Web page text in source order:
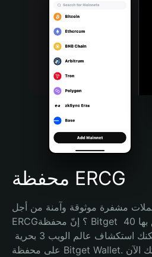
Português (Portugal)
Bahasa Indonesia
Português (Brasil)
Español (Argentina)
محفظة ERCG
مشفرة موثوقة وآمنة من أجل
ERCG؟ إنّ محفظة Bitget خيارك الأفضل. حيث يثق بها 40